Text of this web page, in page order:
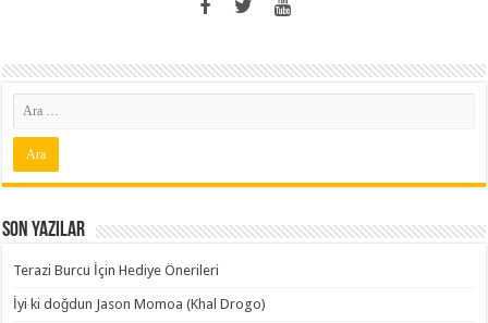
Son Yazılar
Terazi Burcu İçin Hediye Önerileri
İyi ki doğdun Jason Momoa (Khal Drogo)